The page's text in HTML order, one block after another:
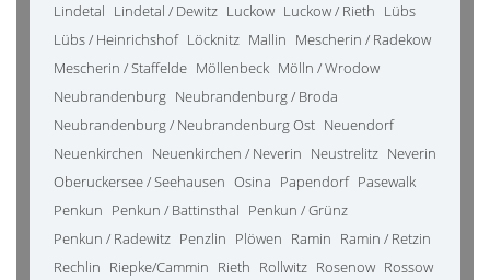
Lindetal Lindetal / Dewitz Luckow Luckow / Rieth Lübs
Lübs / Heinrichshof Löcknitz Mallin Mescherin / Radekow
Mescherin / Staffelde Möllenbeck Mölln / Wrodow
Neubrandenburg Neubrandenburg / Broda
Neubrandenburg / Neubrandenburg Ost Neuendorf
Neuenkirchen Neuenkirchen / Neverin Neustrelitz Neverin
Oberuckersee / Seehausen Osina Papendorf Pasewalk
Penkun Penkun / Battinsthal Penkun / Grünz
Penkun / Radewitz Penzlin Plöwen Ramin Ramin / Retzin
Rechlin Riepke/Cammin Rieth Rollwitz Rosenow Rossow